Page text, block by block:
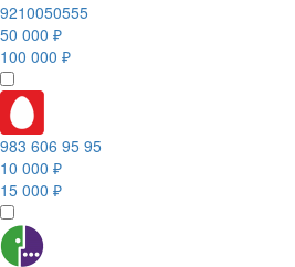
9210050555
50 000 ₽
100 000 ₽
983 606 95 95
10 000 ₽
15 000 ₽